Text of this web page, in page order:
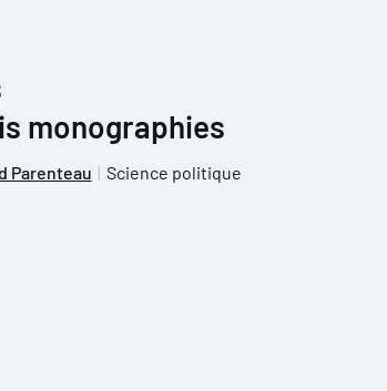
monographies
Parenteau Science politique